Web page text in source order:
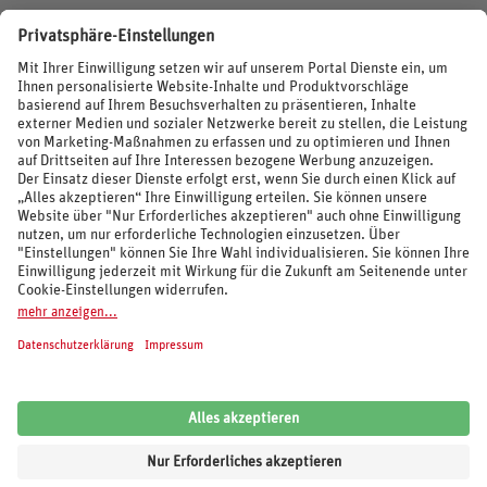
BEWERTUNGEN
SOCIAL MEDIA
REISEVERANSTALTER UND MARKEN
© 2026 REWE Reisen
Impressum
AGB Cookie-Einstellungen
Datenschutz
Unsere Inhalte: Standards und Meldung
Kundenbewertung:4,62von5Sternen auf Grundlage von